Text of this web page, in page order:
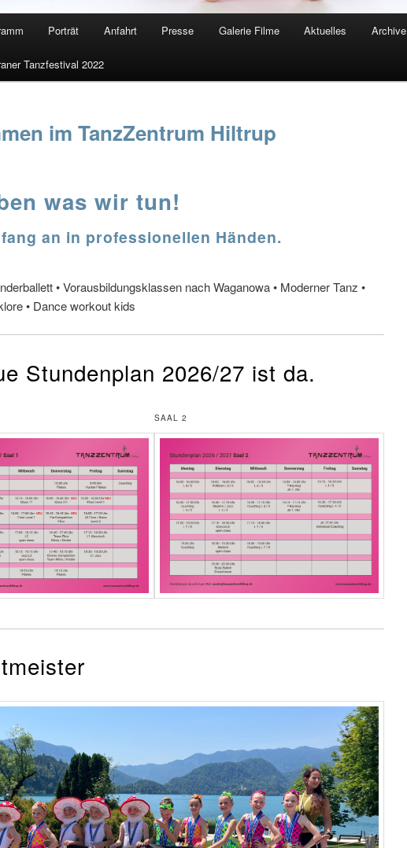
Porträt Anfahrt Presse Galerie Filme Aktuelles Archive
Tanzfestival 2022
im TanzZentrum Hiltrup
was wir tun!
an in professionellen Händen.
• Vorausbildungsklassen nach Waganowa • Moderner Tanz •
• Dance workout kids
Stundenplan 2026/27 ist da.
SAAL 2